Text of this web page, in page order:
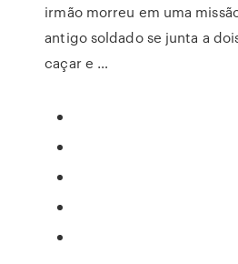
irmão morreu em uma
antigo soldado se junta a
caçar e …